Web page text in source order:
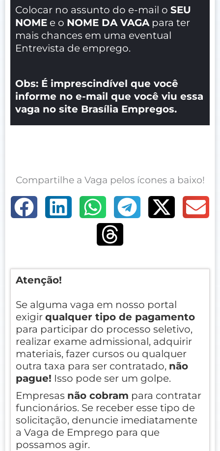
Colocar no assunto do e-mail o SEU
NOME e o NOME DA VAGA para ter
mais chances em uma eventual
Entrevista de emprego.
Obs: É imprescindível que você
informe no e-mail que você viu essa
vaga no site Brasília Empregos.
Compartilhe a Vaga pelos ícones a baixo!
Atenção!
Se alguma vaga em nosso portal
exigir qualquer tipo de pagamento
para participar do processo seletivo,
realizar exame admissional, adquirir
materiais, fazer cursos ou qualquer
outra taxa para ser contratado, não
pague! Isso pode ser um golpe.
Empresas não cobram para contratar
funcionários. Se receber esse tipo de
solicitação, denuncie imediatamente
a Vaga de Emprego para que
possamos agir.